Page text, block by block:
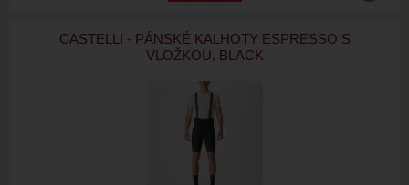
CASTELLI - PÁNSKÉ KALHOTY ESPRESSO S
VLOŽKOU, BLACK